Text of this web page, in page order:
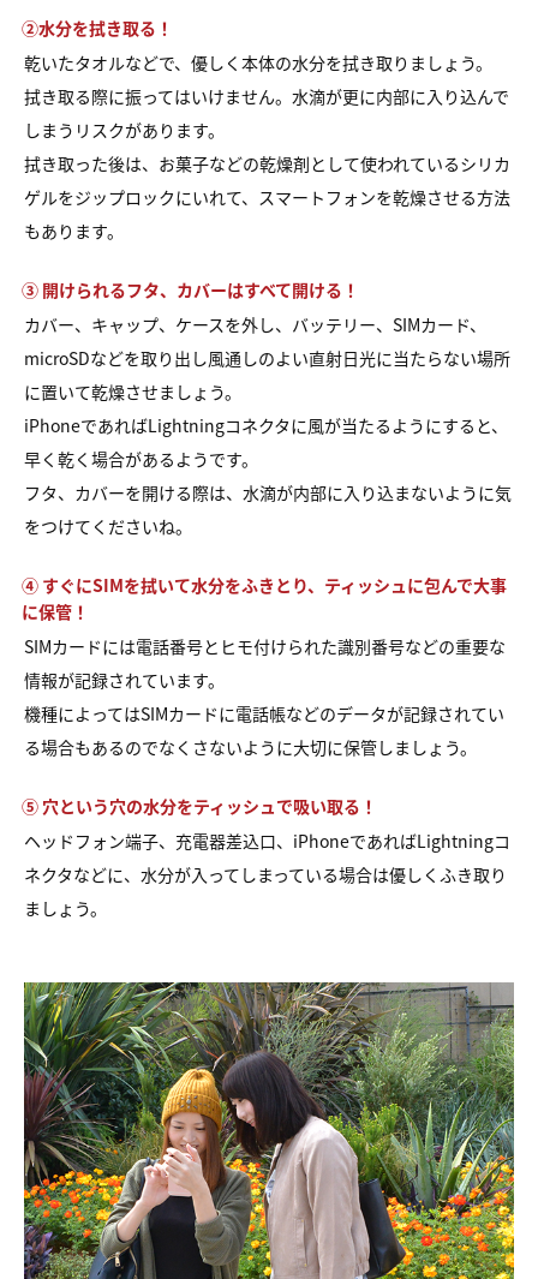
②水分を拭き取る！
乾いたタオルなどで、優しく本体の水分を拭き取りましょう。
拭き取る際に振ってはいけません。水滴が更に内部に入り込んで
しまうリスクがあります。
拭き取った後は、お菓子などの乾燥剤として使われているシリカ
ゲルをジップロックにいれて、スマートフォンを乾燥させる方法
もあります。
③ 開けられるフタ、カバーはすべて開ける！
カバー、キャップ、ケースを外し、バッテリー、SIMカード、
microSDなどを取り出し風通しのよい直射日光に当たらない場所
に置いて乾燥させましょう。
iPhoneであればLightningコネクタに風が当たるようにすると、
早く乾く場合があるようです。
フタ、カバーを開ける際は、水滴が内部に入り込まないように気
をつけてくださいね。
④ すぐにSIMを拭いて水分をふきとり、ティッシュに包んで大事
に保管！
SIMカードには電話番号とヒモ付けられた識別番号などの重要な
情報が記録されています。
機種によってはSIMカードに電話帳などのデータが記録されてい
る場合もあるのでなくさないように大切に保管しましょう。
⑤ 穴という穴の水分をティッシュで吸い取る！
ヘッドフォン端子、充電器差込口、iPhoneであればLightningコ
ネクタなどに、水分が入ってしまっている場合は優しくふき取り
ましょう。